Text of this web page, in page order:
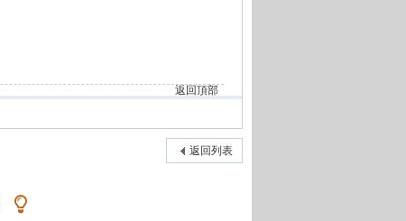
返回頂部
返回列表